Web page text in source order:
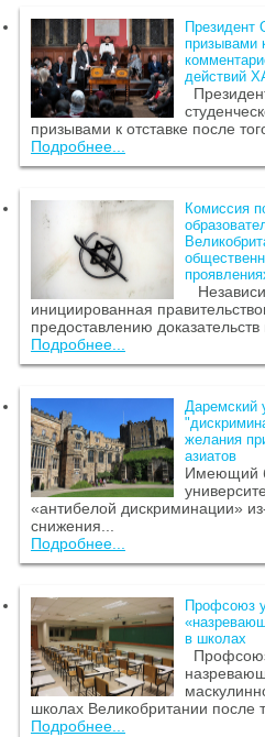
Президент
призывами
действий
призывами к отставке после
Подробнее...
Комиссия
инициированная
предоставлению
Подробнее...
Даремский
желания
азиатов
Имеющий
«антибелой дискриминации»
снижения...
Подробнее...
Профсоюз
в школах
школах Великобритании после
Подробнее...